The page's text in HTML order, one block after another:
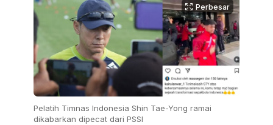
Perbesar
Pelatih Timnas Indonesia Shin Tae-Yong ramai
dikabarkan dipecat dari PSSI